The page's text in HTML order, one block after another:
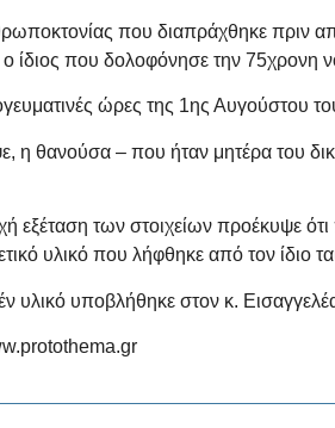
που διαπράχθηκε πριν
ο ίδιος που δολοφόνησε την
ώρες της 1ης Αυγούστου
θανούσα – που ήταν μητέρα του
εξέταση των στοιχείων προέκυψε
υλικό που λήφθηκε από τον ίδιο
υλικό υποβλήθηκε στον κ.